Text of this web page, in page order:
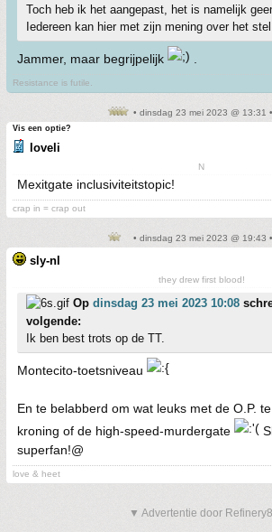
Toch heb ik het aangepast, het is namelijk
Iedereen kan hier met zijn mening over het
Jammer, maar begrijpelijk
Resistance is futile.
• dinsdag 23 mei 2023 @ 13:31
Vis een optie?
loveli
N
Mexitgate inclusiviteitstopic!
crap in = crap out
• dinsdag 23 mei 2023 @ 19:43
sly-nl
they drew first blood!
Op dinsdag 23 mei 2023 10:08
volgende:
Ik ben best trots op de TT.
Montecito-toetsniveau
En te belabberd om wat leuks met de O.P.
kroning of de high-speed-murdergate
superfan!@
love & heet
▼ Advertentie door